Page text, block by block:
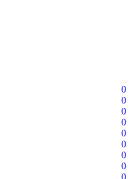
0
0
0
0
0
0
0
0
0